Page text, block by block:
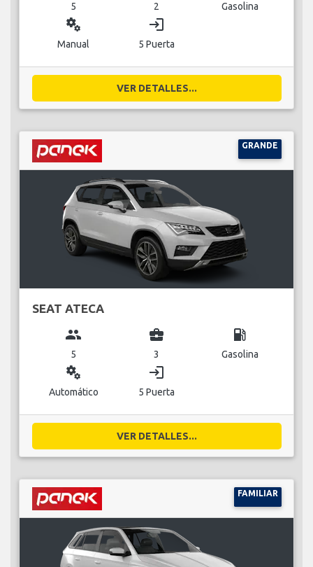
5 2 Gasolina
miscellaneous_services
Manual
login
5 Puerta
VER DETALLES...
GRANDE
SEAT ATECA
group
5
business_center
3
local_gas_station
Gasolina
miscellaneous_services
Automático
login
5 Puerta
VER DETALLES...
FAMILIAR